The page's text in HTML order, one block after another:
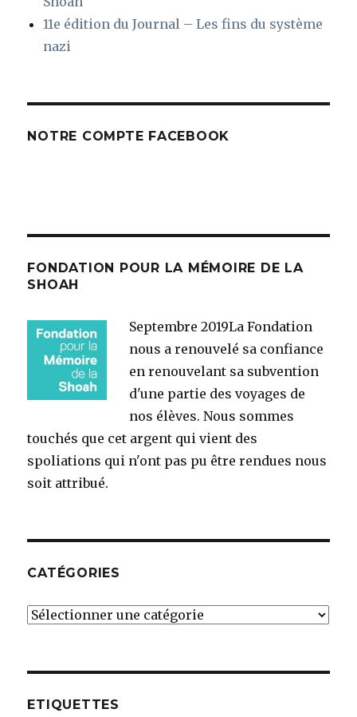
11e édition du Journal – Les fins du système
nazi
NOTRE COMPTE FACEBOOK
FONDATION POUR LA MÉMOIRE DE LA
SHOAH
Septembre 2019La Fondation
nous a renouvelé sa confiance
en renouvelant sa subvention
d'une partie des voyages de
nos élèves. Nous sommes
touchés que cet argent qui vient des
spoliations qui n'ont pas pu être rendues nous
soit attribué.
CATÉGORIES
Catégories
ETIQUETTES